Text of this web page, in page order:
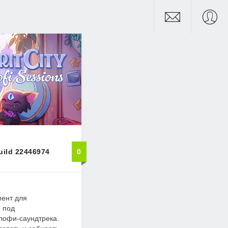
22446974 0
для
под
саундтрека.